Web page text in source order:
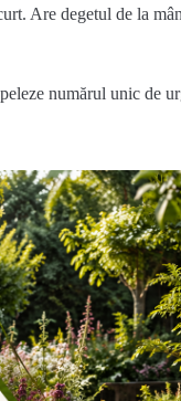
Are degetul de la
numărul unic de